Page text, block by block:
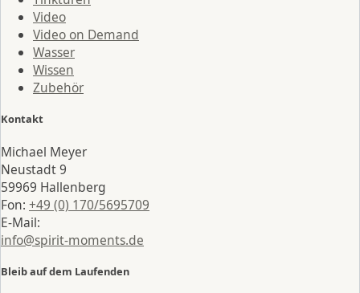
Video
Video on Demand
Wasser
Wissen
Zubehör
Kontakt
Michael Meyer
Neustadt 9
59969 Hallenberg
Fon: +49 (0) 170/5695709
E-Mail:
info@spirit-moments.de
Bleib auf dem Laufenden